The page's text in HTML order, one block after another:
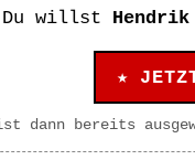
Du willst Hendrik
★
ist dann bereits